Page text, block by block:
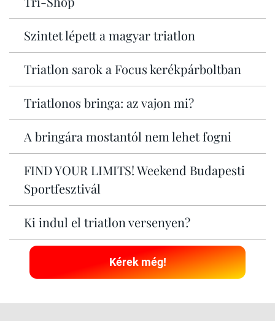
Szintet lépett a magyar triatlon
Triatlon sarok a Focus kerékpárboltban
Triatlonos bringa: az vajon mi?
A bringára mostantól nem lehet fogni
FIND YOUR LIMITS! Weekend Budapesti
Sportfesztivál
Ki indul el triatlon versenyen?
Kérek még!